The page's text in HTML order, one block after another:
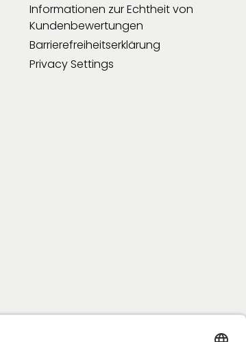
Informationen zur Echtheit von
Kundenbewertungen
Barrierefreiheitserklärung
Privacy Settings